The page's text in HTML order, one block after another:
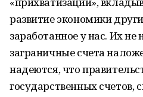
развитие экономики
заработанное у нас. Их не
заграничные счета
надеются, что
государственных счетов,